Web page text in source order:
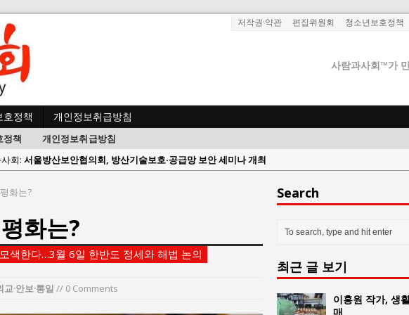
저작권·약관 편집위원회 청소년보호정책
사람과사회™가
호정책 개인정보취급방침
정책
개인정보취급방침
회: 서울방산보안협의회, 방산기술보호·공급망 보안 세미나 개최
사회:“7월 1일 의장 선출은 ‘위법’이다”
사회:“엄마의 절박함과 ‘실무형 정치인’으로 생활정치 실현”
사회:김종대, “현대전, 강한 군대도 약해질 수 있다”
과사회:이홍원 작가, 생활문화상품 4종 판매
화는?
화는?
색한다…3월 6일 한반도 정세와 해법 논의
교·안보·통일 // 0 Comments
Search
최근 글 보기
이홍원 작가, 생
매